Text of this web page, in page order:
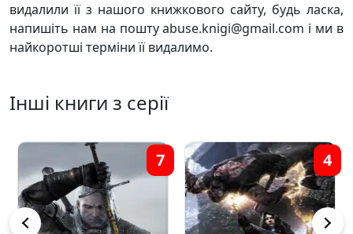
видалили її з нашого книжкового сайту, будь ласка,
напишіть нам на пошту abuse.knigi@gmail.com і ми в
найкоротші терміни її видалимо.
Інші книги з серії
7 4